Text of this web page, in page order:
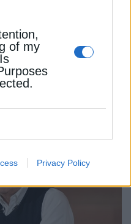
of my
Privacy Policy